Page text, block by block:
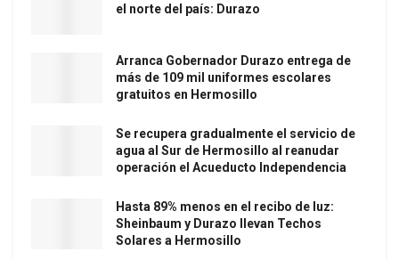
el norte del país: Durazo
Arranca Gobernador Durazo entrega de
más de 109 mil uniformes escolares
gratuitos en Hermosillo
Se recupera gradualmente el servicio de
agua al Sur de Hermosillo al reanudar
operación el Acueducto Independencia
Hasta 89% menos en el recibo de luz:
Sheinbaum y Durazo llevan Techos
Solares a Hermosillo